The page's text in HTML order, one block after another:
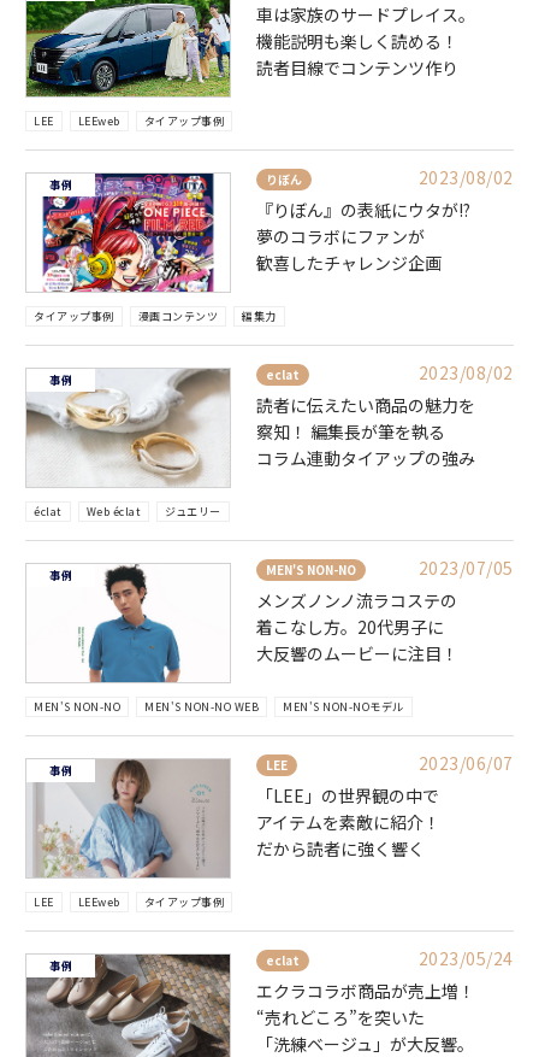
車は家族のサードプレイス。
機能説明も楽しく読める！
読者目線でコンテンツ作り
LEE LEEweb タイアップ事例
事例 りぼん
2023/08/02
『りぼん』の表紙にウタが!?
夢のコラボにファンが
歓喜したチャレンジ企画
タイアップ事例 漫画コンテンツ 編集力
事例 eclat
2023/08/02
読者に伝えたい商品の魅力を
察知！ 編集長が筆を執る
コラム連動タイアップの強み
éclat Web éclat ジュエリー
事例 MEN'S NON-NO
2023/07/05
メンズノンノ流ラコステの
着こなし方。20代男子に
大反響のムービーに注目！
MEN'S NON-NO MEN'S NON-NO WEB MEN'S NON-NOモデル
事例 LEE
2023/06/07
「LEE」の世界観の中で
アイテムを素敵に紹介！
だから読者に強く響く
LEE LEEweb タイアップ事例
事例 eclat
2023/05/24
エクラコラボ商品が売上増！
“売れどころ”を突いた
「洗練ベージュ」が大反響。